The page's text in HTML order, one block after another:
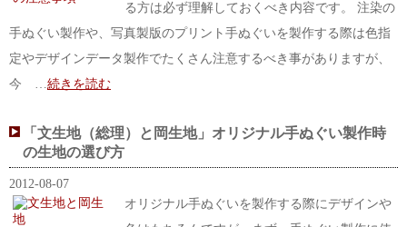
る方は必ず理解しておくべき内容です。 注染の
手ぬぐい製作や、写真製版のプリント手ぬぐいを製作する際は色指
定やデザインデータ製作でたくさん注意するべき事がありますが、
今 …続きを読む
「文生地（総理）と岡生地」オリジナル手ぬぐい製作時
の生地の選び方
2012-08-07
オリジナル手ぬぐいを製作する際にデザインや